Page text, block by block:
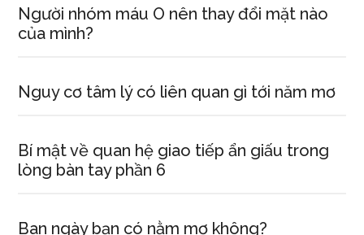
Người nhóm máu O nên thay đổi mặt nào
của mình?
Nguy cơ tâm lý có liên quan gì tới năm mơ
Bí mật về quan hệ giao tiếp ẩn giấu trong
lòng bàn tay phần 6
Ban ngày bạn có nằm mơ không?